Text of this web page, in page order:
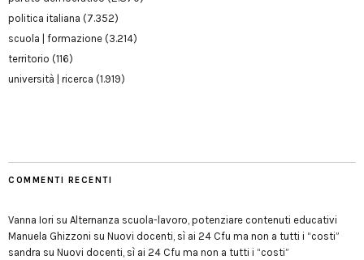
politica italiana (7.352)
scuola | formazione (3.214)
territorio (116)
università | ricerca (1.919)
COMMENTI RECENTI
Vanna Iori su Alternanza scuola-lavoro, potenziare contenuti educativi
Manuela Ghizzoni su Nuovi docenti, sì ai 24 Cfu ma non a tutti i “costi”
sandra su Nuovi docenti, sì ai 24 Cfu ma non a tutti i “costi”